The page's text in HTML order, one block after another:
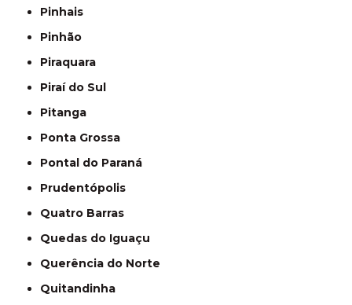
Pinhais
Pinhão
Piraquara
Piraí do Sul
Pitanga
Ponta Grossa
Pontal do Paraná
Prudentópolis
Quatro Barras
Quedas do Iguaçu
Querência do Norte
Quitandinha